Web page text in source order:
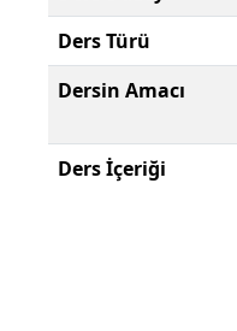
Ders Türü
Dersin Amacı
Ders İçeriği